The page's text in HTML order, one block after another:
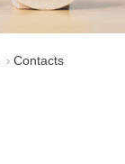
Contacts